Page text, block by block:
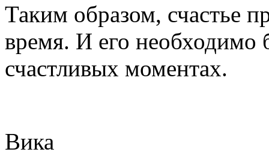
Таким образом, счастье
время. И его необходимо
счастливых моментах.
Вика